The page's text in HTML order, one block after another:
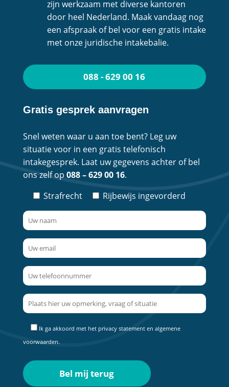
zijn werkzaam met diverse kantoren
door heel Nederland. Maak vandaag nog
een afspraak of bel voor een gratis intake
met onze juridische intakebalie.
088 - 629 00 16
Gratis gesprek aanvragen
Snel weten waar u aan toe bent? Leg uw
situatie voor in een gratis telefonisch
intakegesprek. Laat uw gegevens achter of bel
ons zelf op 088 – 629 00 16.
Strafrecht
Rijbewijs ingevorderd
Ik ga akkoord met het privacy statementen algemene
voorwaarden.